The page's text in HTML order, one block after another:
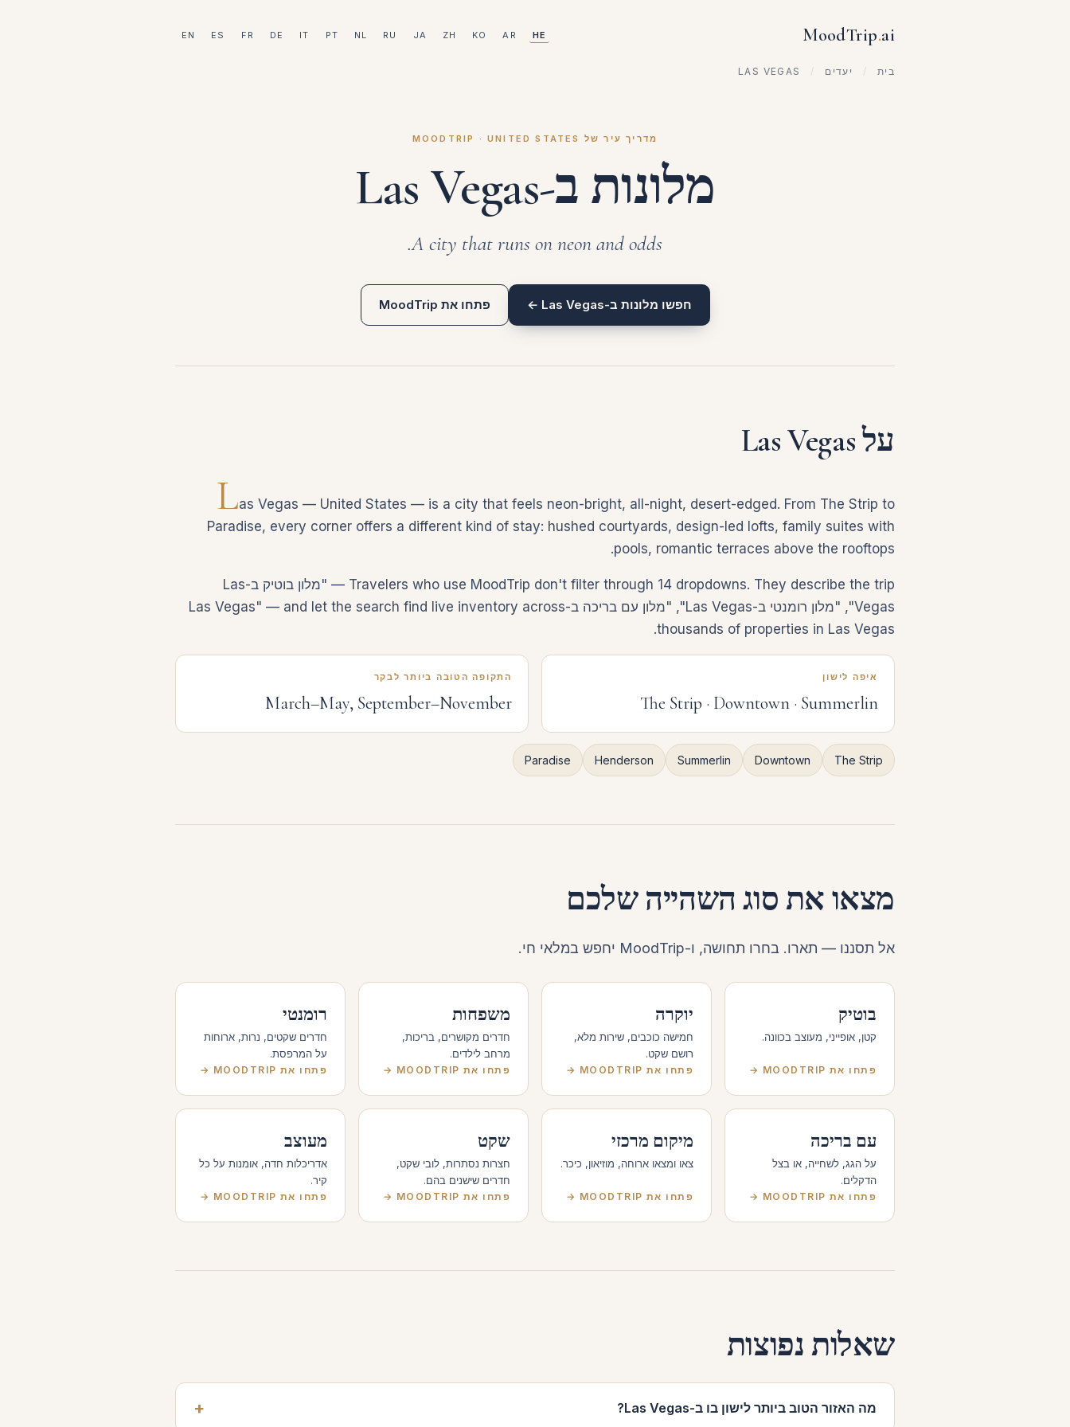
MoodTrip.ai
EN ES FR DE IT PT NL RU JA ZH KO AR HE
בית / יעדים /
LAS VEGAS
מדריך עיר של MOODTRIP · UNITED STATES
מלונות ב-Las Vegas
A city that runs on neon and odds.
חפשו מלונות ב-Las Vegas ← פתחו את MoodTrip
על Las Vegas
Las Vegas — United States — is a city that feels neon-bright, all-night, desert-edged. From The Strip to
Paradise, every corner offers a different kind of stay: hushed courtyards, design-led lofts, family suites with
pools, romantic terraces above the rooftops.
Travelers who use MoodTrip don't filter through 14 dropdowns. They describe the trip — "מלון בוטיק ב-Las
Vegas", "מלון רומנטי ב-Las Vegas", "מלון עם בריכה ב-Las Vegas" — and let the search find live inventory across
thousands of properties in Las Vegas.
איפה לישון
The Strip · Downtown · Summerlin
התקופה הטובה ביותר לבקר
March–May, September–November
The Strip
Downtown
Summerlin
Henderson
Paradise
מצאו את סוג השהייה שלכם
אל תסננו — תארו. בחרו תחושה, ו-MoodTrip יחפש במלאי חי.
בוטיק
קטן, אופייני, מעוצב בכוונה.
פתחו את MOODTRIP →
יוקרה
חמישה כוכבים, שירות מלא,
רושם שקט.
פתחו את MOODTRIP →
משפחות
חדרים מקושרים, בריכות,
מרחב לילדים.
פתחו את MOODTRIP →
רומנטי
חדרים שקטים, נרות, ארוחות
על המרפסת.
פתחו את MOODTRIP →
עם בריכה
על הגג, לשחייה, או בצל
הדקלים.
פתחו את MOODTRIP →
מיקום מרכזי
צאו ומצאו ארוחה, מוזיאון, כיכר.
פתחו את MOODTRIP →
שקט
חצרות נסתרות, לובי שקט,
חדרים שישנים בהם.
פתחו את MOODTRIP →
מעוצב
אדריכלות חדה, אומנות על כל
קיר.
פתחו את MOODTRIP →
שאלות נפוצות
מה האזור הטוב ביותר לישון בו ב-Las Vegas?